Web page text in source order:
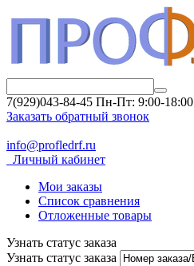
7(929)043-84-45 Пн-Пт: 9:00-18:00
Заказать обратный звонок
info@profledrf.ru
Личный кабинет
Мои заказы
Список сравнения
Отложенные товары
Узнать статус заказа
Узнать статус заказа